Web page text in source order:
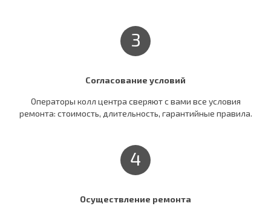
3
Согласование условий
Операторы колл центра сверяют c вами все условия
ремонта: стоимость, длительность, гарантийные правила.
4
Осуществление ремонта